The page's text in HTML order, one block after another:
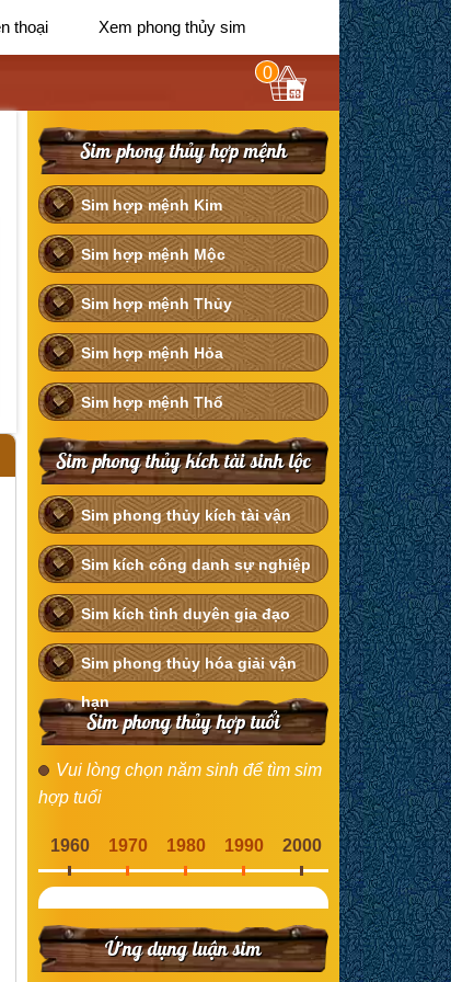
thoại Xem phong thủy sim
0
Sim phong thủy hợp mệnh
Sim hợp mệnh Kim
Sim hợp mệnh Mộc
Sim hợp mệnh Thủy
Sim hợp mệnh Hỏa
Sim hợp mệnh Thổ
Sim phong thủy kích tài sinh lộc
Sim phong thủy kích tài vận
Sim kích công danh sự nghiệp
Sim kích tình duyên gia đạo
Sim phong thủy hóa giải vận
hạn
Sim phong thủy hợp tuổi
Vui lòng chọn năm sinh để tìm sim
hợp tuổi
1960 1970 1980 1990 2000
Ứng dụng luận sim